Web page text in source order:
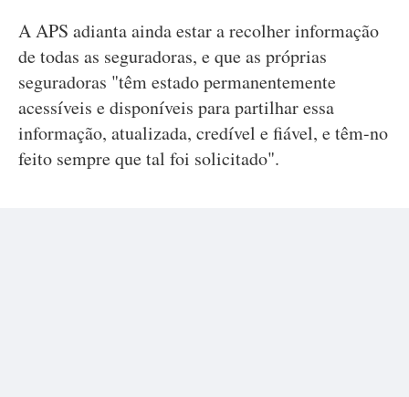
A APS adianta ainda estar a recolher informação
de todas as seguradoras, e que as próprias
seguradoras "têm estado permanentemente
acessíveis e disponíveis para partilhar essa
informação, atualizada, credível e fiável, e têm-no
feito sempre que tal foi solicitado".